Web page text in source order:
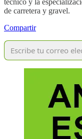
de carretera y gravel.
Compartir